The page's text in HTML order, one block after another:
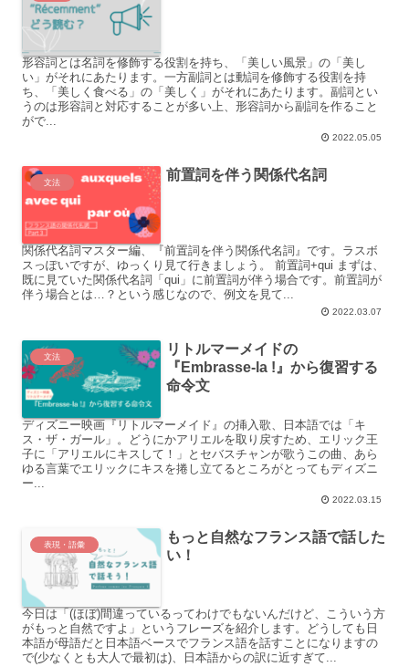
形容詞とは名詞を修飾する役割を持ち、「美しい風景」の「美し
い」がそれにあたります。一方副詞とは動詞を修飾する役割を持
ち、「美しく食べる」の「美しく」がそれにあたります。副詞とい
うのは形容詞と対応することが多い上、形容詞から副詞を作ること
がで...
2022.05.05
文法 前置詞を伴う関係代名詞
関係代名詞マスター編、『前置詞を伴う関係代名詞』です。ラスボ
スっぽいですが、ゆっくり見て行きましょう。 前置詞+qui まずは、
既に見ていた関係代名詞「qui」に前置詞が伴う場合です。前置詞が
伴う場合とは…？という感じなので、例文を見て...
2022.03.07
文法
リトルマーメイドの
『Embrasse-la !』から復習する
命令文
ディズニー映画『リトルマーメイド』の挿入歌、日本語では「キ
ス・ザ・ガール」。どうにかアリエルを取り戻すため、エリック王
子に「アリエルにキスして！」とセバスチャンが歌うこの曲、あら
ゆる言葉でエリックにキスを捲し立てるところがとってもディズニ
ー...
2022.03.15
表現・語彙
もっと自然なフランス語で話した
い！
今日は「(ほぼ)間違っているってわけでもないんだけど、こういう方
がもっと自然ですよ」というフレーズを紹介します。どうしても日
本語が母語だと日本語ベースでフランス語を話すことになりますの
で(少なくとも大人で最初は)、日本語からの訳に近すぎて...